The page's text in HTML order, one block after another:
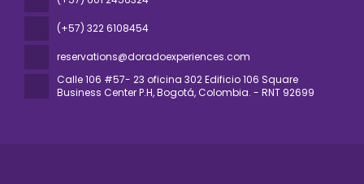
(+57) 322 6108454
reservations@doradoexperiences.com
Calle 106 #57- 23 oficina 302 Edificio 106 Square
Business Center P.H, Bogotá, Colombia. - RNT 92699